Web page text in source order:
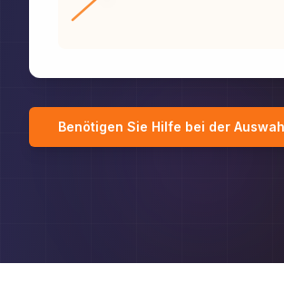
Benötigen Sie Hilfe bei der